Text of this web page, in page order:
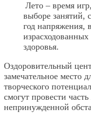
Лето – время
выборе занятий,
год напряжения,
здоровья.
Оздоровительный
замечательное место
творческого
смогут провести
непринужденной